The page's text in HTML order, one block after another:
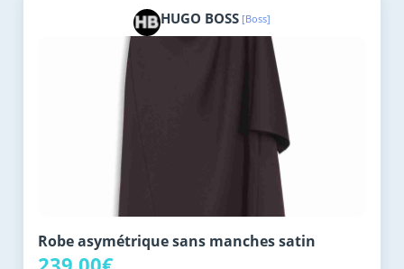
HUGO BOSS [Boss]
Robe asymétrique sans manches satin